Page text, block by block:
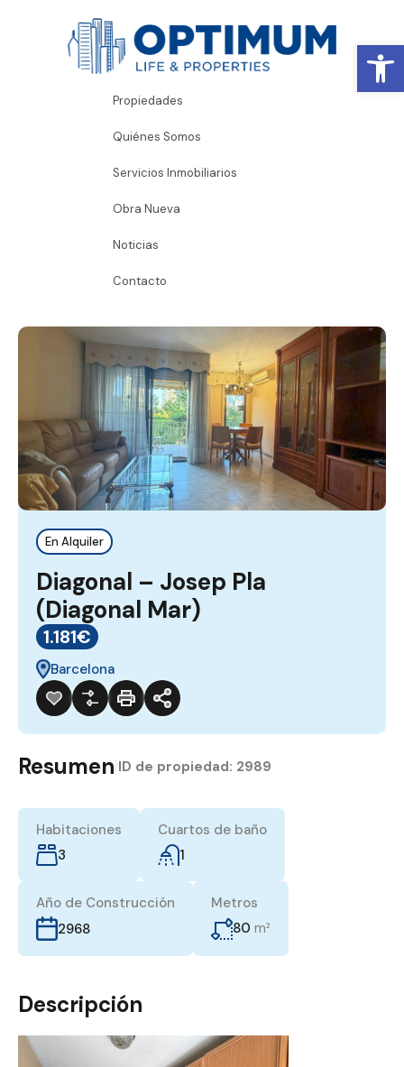
Abrir
Propiedades
Quiénes Somos
Servicios Inmobiliarios
Obra Nueva
Noticias
Contacto
En Alquiler
Diagonal – Josep Pla
(Diagonal Mar)
1.181€
Barcelona
Resumen ID de propiedad: 2989
Habitaciones
3
Cuartos de baño
1
Año de Construcción
2968
Metros
80 m²
Descripción